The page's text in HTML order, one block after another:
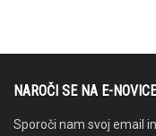
NAROČI SE NA E-NOVICE
Sporoči nam svoj email